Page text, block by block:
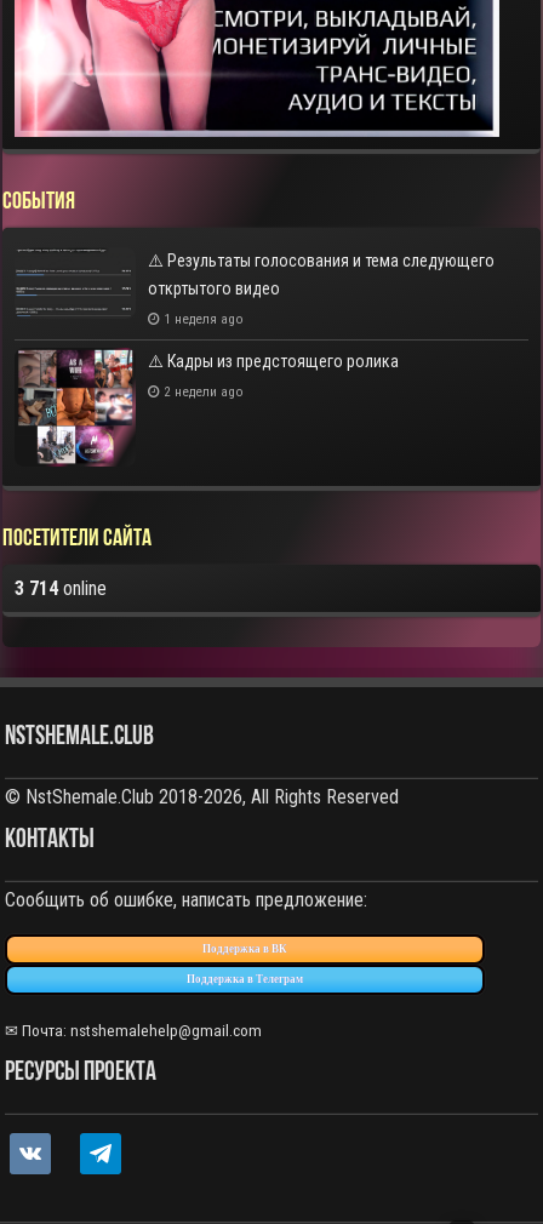
СОБЫТИЯ
⚠️ Результаты голосования и тема следующего
откртытого видео
1 неделя ago
⚠️ Кадры из предстоящего ролика
2 недели ago
Посетители сайта
3 714online
NstShemale.Club
© NstShemale.Club 2018-2026, All Rights Reserved
КОНТАКТЫ
Сообщить об ошибке, написать предложение:
Поддержка в ВК
Поддержка в Телеграм
✉ Почта:nstshemalehelp@gmail.com
РЕСУРСЫ ПРОЕКТА
vkontakte telegram